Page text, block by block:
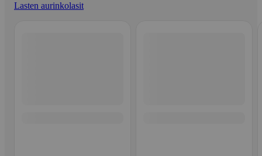
Lasten aurinkolasit